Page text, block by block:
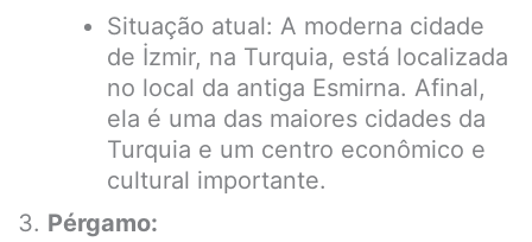
Situação atual: A moderna cidade
de İzmir, na Turquia, está localizada
no local da antiga Esmirna. Afinal,
ela é uma das maiores cidades da
Turquia e um centro econômico e
cultural importante.
Pérgamo: